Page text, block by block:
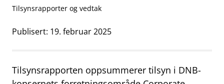
Aktuelt
Finanstilsynets registre
Tilsynsrapporter og vedtak
Publisert: 19. februar 2025
Tilsynsrapporten oppsummerer tilsyn i DNB-